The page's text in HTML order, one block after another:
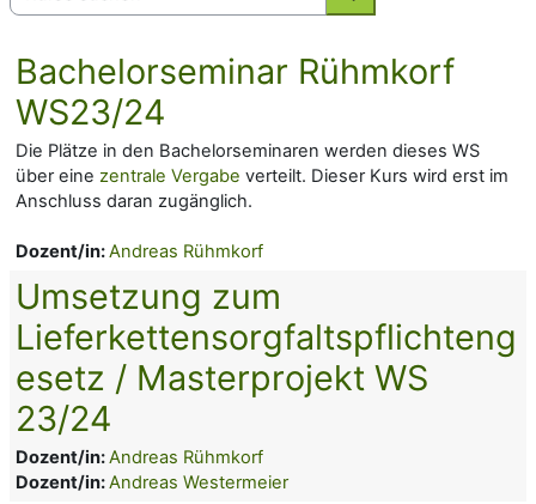
Kurse suchen
Bachelorseminar Rühmkorf
WS23/24
Die Plätze in den Bachelorseminaren werden dieses WS
über eine zentrale Vergabe verteilt. Dieser Kurs wird erst im
Anschluss daran zugänglich.
Dozent/in:Andreas Rühmkorf
Umsetzung zum
Lieferkettensorgfaltspflichteng
esetz / Masterprojekt WS
23/24
Dozent/in:Andreas Rühmkorf
Dozent/in:Andreas Westermeier